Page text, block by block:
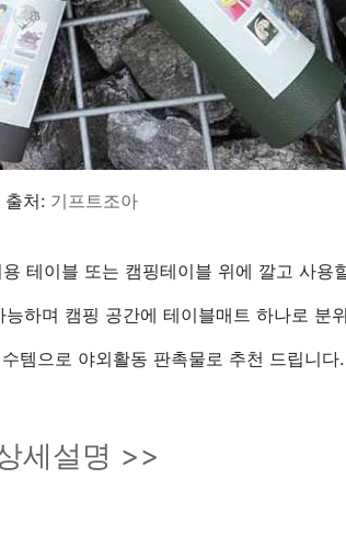
출처: 기프트조아
테이블 또는 캠핑테이블 위에 깔고 사용
하며 캠핑 공간에 테이블매트 하나로 분
템으로 야외활동 판촉물로 추천 드립니다.
세설명 >>